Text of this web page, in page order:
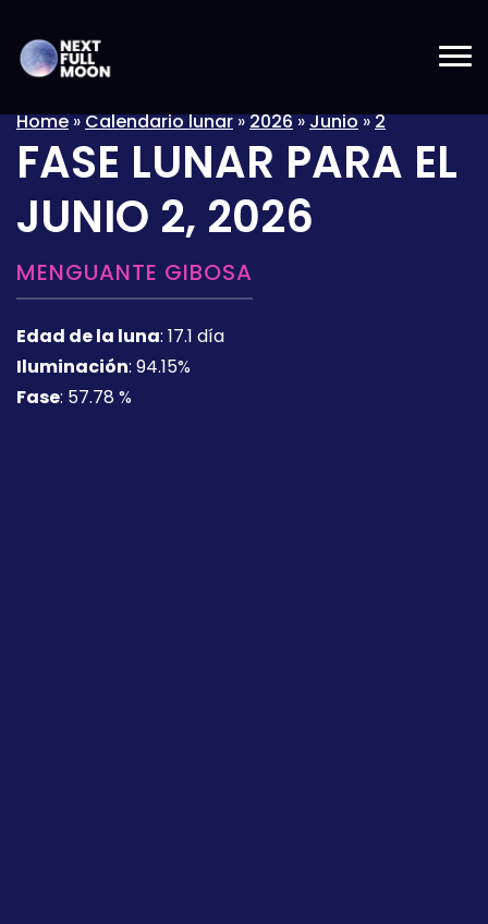
Home»Calendario lunar»2026»Junio»2
FASE LUNAR PARA EL
JUNIO 2, 2026
MENGUANTE GIBOSA
Edad de la luna: 17.1 día
Iluminación: 94.15%
Fase: 57.78 %